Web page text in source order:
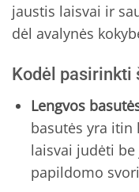
jaustis laisvai ir
dėl avalynės
Kodėl pasirinkti
Lengvos
basutės yra itin
laisvai judėti
papildomo